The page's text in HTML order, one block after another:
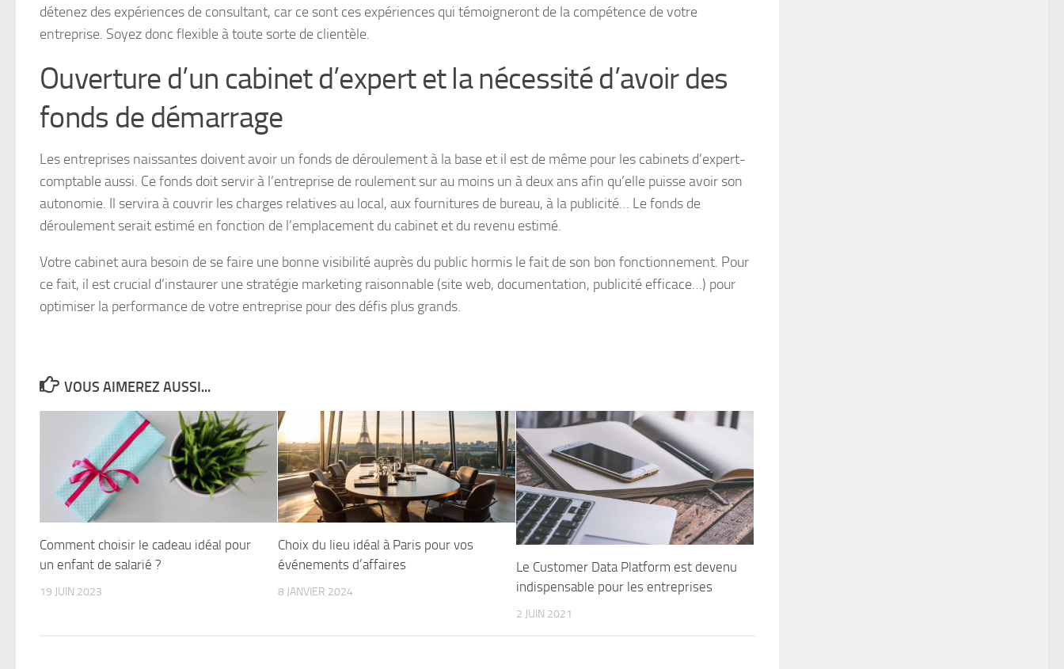
détenez des expériences de consultant, car ce sont ces expériences qui témoigneront de la compétence de votre
entreprise. Soyez donc flexible à toute sorte de clientèle.
Ouverture d’un cabinet d’expert et la nécessité d’avoir des
fonds de démarrage
Les entreprises naissantes doivent avoir un fonds de déroulement à la base et il est de même pour les cabinets d’expert-
comptable aussi. Ce fonds doit servir à l’entreprise de roulement sur au moins un à deux ans afin qu’elle puisse avoir son
autonomie. Il servira à couvrir les charges relatives au local, aux fournitures de bureau, à la publicité… Le fonds de
déroulement serait estimé en fonction de l’emplacement du cabinet et du revenu estimé.
Votre cabinet aura besoin de se faire une bonne visibilité auprès du public hormis le fait de son bon fonctionnement. Pour
ce fait, il est crucial d’instaurer une stratégie marketing raisonnable (site web, documentation, publicité efficace…) pour
optimiser la performance de votre entreprise pour des défis plus grands.
VOUS AIMEREZ AUSSI...
Comment choisir le cadeau idéal pour
un enfant de salarié ?
19 JUIN 2023
Choix du lieu idéal à Paris pour vos
événements d’affaires
8 JANVIER 2024
Le Customer Data Platform est devenu
indispensable pour les entreprises
2 JUIN 2021